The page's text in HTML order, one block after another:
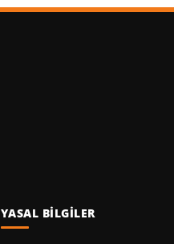
YASAL BİLGİLER